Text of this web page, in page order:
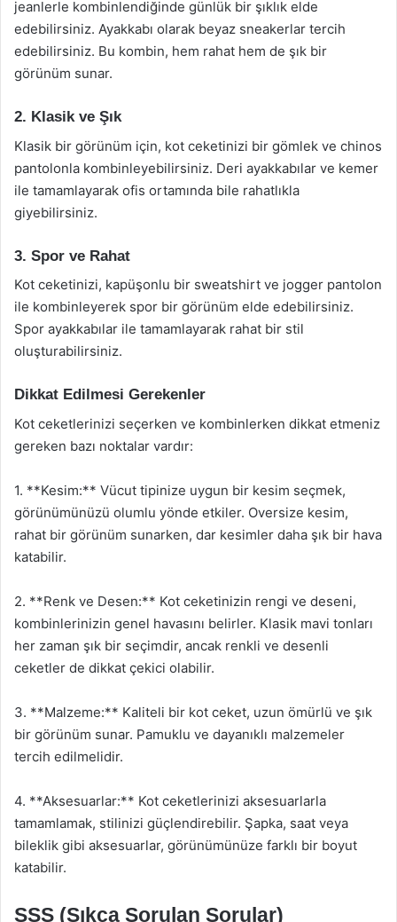
jeanlerle kombinlendiğinde günlük bir şıklık elde
edebilirsiniz. Ayakkabı olarak beyaz sneakerlar tercih
edebilirsiniz. Bu kombin, hem rahat hem de şık bir
görünüm sunar.
2. Klasik ve Şık
Klasik bir görünüm için, kot ceketinizi bir gömlek ve chinos
pantolonla kombinleyebilirsiniz. Deri ayakkabılar ve kemer
ile tamamlayarak ofis ortamında bile rahatlıkla
giyebilirsiniz.
3. Spor ve Rahat
Kot ceketinizi, kapüşonlu bir sweatshirt ve jogger pantolon
ile kombinleyerek spor bir görünüm elde edebilirsiniz.
Spor ayakkabılar ile tamamlayarak rahat bir stil
oluşturabilirsiniz.
Dikkat Edilmesi Gerekenler
Kot ceketlerinizi seçerken ve kombinlerken dikkat etmeniz
gereken bazı noktalar vardır:
1. **Kesim:** Vücut tipinize uygun bir kesim seçmek,
görünümünüzü olumlu yönde etkiler. Oversize kesim,
rahat bir görünüm sunarken, dar kesimler daha şık bir hava
katabilir.
2. **Renk ve Desen:** Kot ceketinizin rengi ve deseni,
kombinlerinizin genel havasını belirler. Klasik mavi tonları
her zaman şık bir seçimdir, ancak renkli ve desenli
ceketler de dikkat çekici olabilir.
3. **Malzeme:** Kaliteli bir kot ceket, uzun ömürlü ve şık
bir görünüm sunar. Pamuklu ve dayanıklı malzemeler
tercih edilmelidir.
4. **Aksesuarlar:** Kot ceketlerinizi aksesuarlarla
tamamlamak, stilinizi güçlendirebilir. Şapka, saat veya
bileklik gibi aksesuarlar, görünümünüze farklı bir boyut
katabilir.
SSS (Sıkça Sorulan Sorular)